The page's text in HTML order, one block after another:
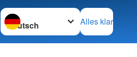
Sprache wechseln zu
Alles klar